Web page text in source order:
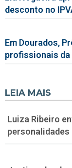
desconto no
Em Dourados,
profissionais
LEIA MAIS
Luiza Ribeiro
personalidades